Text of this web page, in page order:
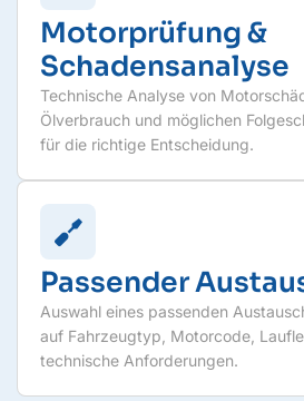
Motorprüfung &
Schadensanalyse
Technische Analyse von
Ölverbrauch und möglichen
für die richtige Entscheidung.
Passender
Auswahl eines passenden
auf Fahrzeugtyp, Motorcode,
technische Anforderungen.